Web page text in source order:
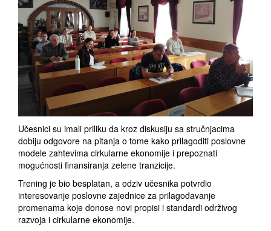
Učesnici su imali priliku da kroz diskusiju sa stručnjacima
dobiju odgovore na pitanja o tome kako prilagoditi poslovne
modele zahtevima cirkularne ekonomije i prepoznati
mogućnosti finansiranja zelene tranzicije.
Trening je bio besplatan, a odziv učesnika potvrdio
interesovanje poslovne zajednice za prilagođavanje
promenama koje donose novi propisi i standardi održivog
razvoja i cirkularne ekonomije.